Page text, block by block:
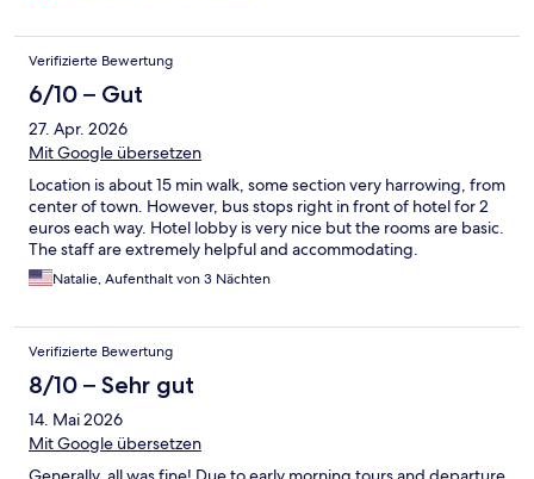
Verifizierte Bewertung
6/10 – Gut
27. Apr. 2026
Mit Google übersetzen
Location is about 15 min walk, some section very harrowing, from
center of town. However, bus stops right in front of hotel for 2
euros each way. Hotel lobby is very nice but the rooms are basic.
The staff are extremely helpful and accommodating.
Natalie, Aufenthalt von 3 Nächten
Verifizierte Bewertung
8/10 – Sehr gut
14. Mai 2026
Mit Google übersetzen